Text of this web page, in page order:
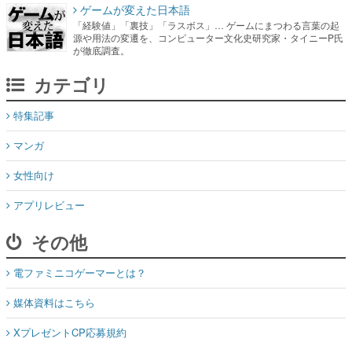
ゲームが変えた日本語
「経験値」「裏技」「ラスボス」… ゲームにまつわる言葉の起
源や用法の変遷を、コンピューター文化史研究家・タイニーP氏
が徹底調査。
カテゴリ
特集記事
マンガ
女性向け
アプリレビュー
その他
電ファミニコゲーマーとは？
媒体資料はこちら
XプレゼントCP応募規約